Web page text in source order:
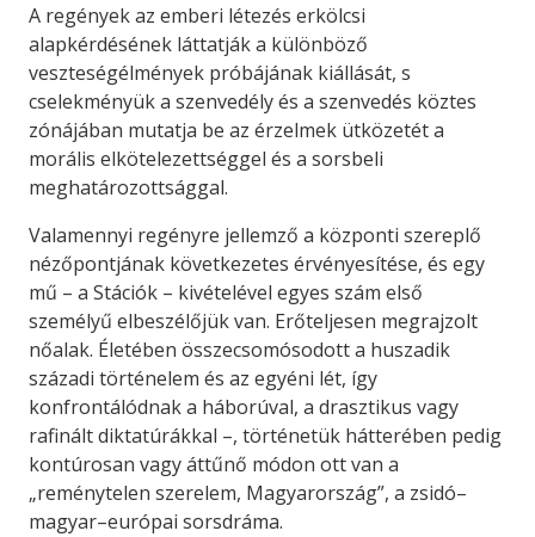
A regények az emberi létezés erkölcsi
alapkérdésének láttatják a különböző
veszteségélmények próbájának kiállását, s
cselekményük a szenvedély és a szenvedés köztes
zónájában mutatja be az érzelmek ütközetét a
morális elkötelezettséggel és a sorsbeli
meghatározottsággal.
Valamennyi regényre jellemző a központi szereplő
nézőpontjának következetes érvényesítése, és egy
mű – a Stációk – kivételével egyes szám első
személyű elbeszélőjük van. Erőteljesen megrajzolt
nőalak. Életében összecsomósodott a huszadik
századi történelem és az egyéni lét, így
konfrontálódnak a háborúval, a drasztikus vagy
rafinált diktatúrákkal –, történetük hátterében pedig
kontúrosan vagy áttűnő módon ott van a
„reménytelen szerelem, Magyarország”, a zsidó–
magyar–európai sorsdráma.